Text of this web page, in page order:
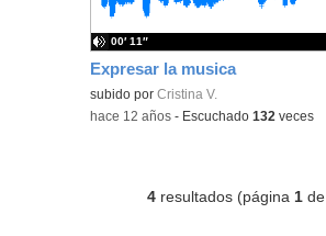
Expresar la musica
subido porCristina V.
00′ 11″
-hace 12 años - Escuchado132 veces
4 resultados (página 1 de